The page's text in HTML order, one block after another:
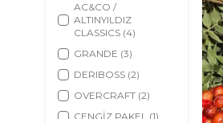
AC&CO /
ALTINYILDIZ
CLASSICS (4)
GRANDE (3)
DERIBOSS (2)
OVERCRAFT (2)
CENGİZ PAKEL (1)